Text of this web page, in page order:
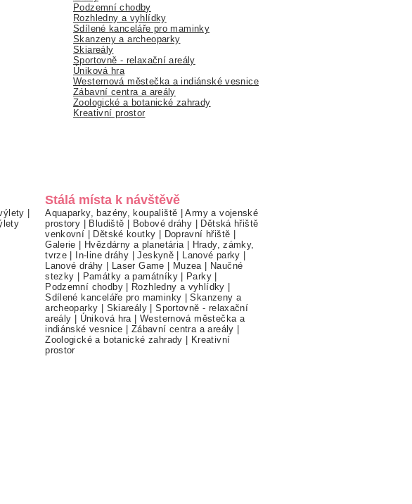
Podzemní chodby
Rozhledny a vyhlídky
Sdílené kanceláře pro maminky
Skanzeny a archeoparky
Skiareály
Sportovně - relaxační areály
Úniková hra
Westernová městečka a indiánské vesnice
Zábavní centra a areály
Zoologické a botanické zahrady
Kreativní prostor
Stálá místa k návštěvě
Aquaparky, bazény, koupaliště |Army a vojenské
prostory
Bludiště Bobové dráhy
Dětská hřiště
venkovní
Dětské koutky Dopravní hřiště
Galerie
Hvězdárny a planetária|
Hrady, zámky,
tvrze
In-line dráhy |Jeskyně Lanové parky
Lanové dráhy
Laser Game Muzea|
Naučné
stezky
Památky a památníky| Parky
Podzemní chodby| Rozhledny a vyhlídky
Sdílené kanceláře pro maminky |Skanzeny a
archeoparky
Skiareály |Sportovně - relaxační
areály
Úniková hra|Westernová městečka a
indiánské vesnice
Zábavní centra a areály
Zoologické a botanické zahrady
Kreativní
prostor